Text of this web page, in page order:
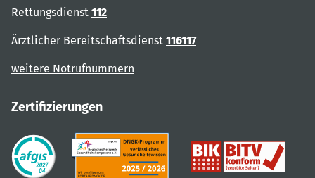
Rettungsdienst 112
Ärztlicher Bereitschaftsdienst 116117
weitere Notrufnummern
Zertifizierungen